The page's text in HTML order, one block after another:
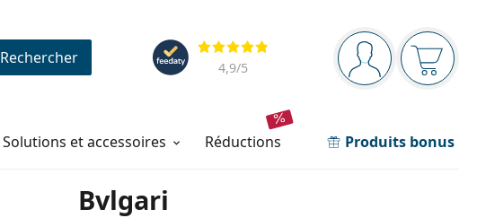
Barre de navigation
Vous êtesVotre
Évaluation
4,9/5
Rechercher
Solutions et accessoires réductions Produits bonus
Bvlgari